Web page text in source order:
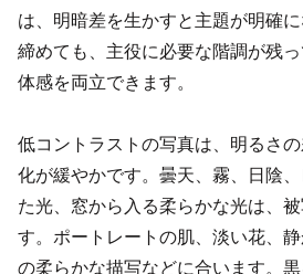
は、明暗差を生かすと主題が明確
締めても、主役に必要な階調が残
体感を両立できます。
低コントラストの写真は、明るさ
化が緩やかです。曇天、霧、日陰
た光、窓から入る柔らかな光は、
す。ポートレートの肌、淡い花、
の柔らかな描写などに合います。